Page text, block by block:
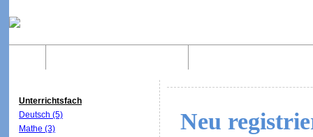
Unterrichtsfach
Deutsch (5)
Mathe (3)
Neu